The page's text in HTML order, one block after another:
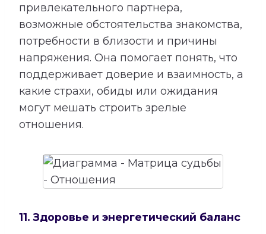
привлекательного партнера,
возможные обстоятельства знакомства,
потребности в близости и причины
напряжения. Она помогает понять, что
поддерживает доверие и взаимность, а
какие страхи, обиды или ожидания
могут мешать строить зрелые
отношения.
11. Здоровье и энергетический баланс